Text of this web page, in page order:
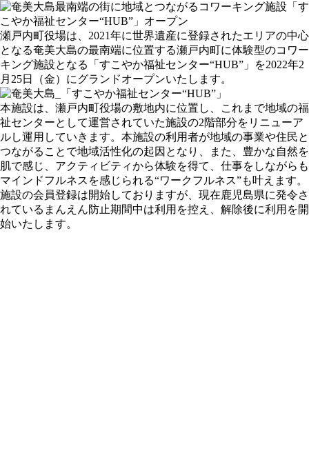
瀬戸内町役場は、2021年に世界遺産に登録されたエリアの中心
となる奄美大島の最南端に位置する瀬戸内町に体験型のコワー
キング施設となる「すこやか福祉センター“HUB”」を2022年2
月25日（金）にグランドオープンいたします。
本施設は、瀬戸内町役場の敷地内に位置し、これまで地域の福
祉センターとして運営されていた施設の2階部分をリニューア
ルし運用していきます。本施設の利用者が地域の事業や住民と
つながることで地域活性化の起因となり、また、豊かな自然を
肌で感じ、アクティビティから体験を得て、仕事をしながらも
マインドフルネスを感じられる“ワークフルネス”も叶えます。
施設の会員登録は開始しておりますが、現在鹿児島県に発令さ
れているまんえん防止期間中は利用を控え、解除後に利用を開
始いたします。